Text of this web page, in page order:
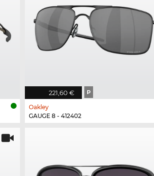
221,60 € P
Oakley
GAUGE 8 - 412402